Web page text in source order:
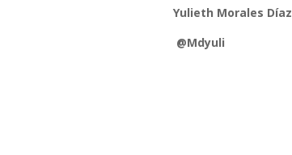
Yulieth Morales Díaz
@Mdyuli